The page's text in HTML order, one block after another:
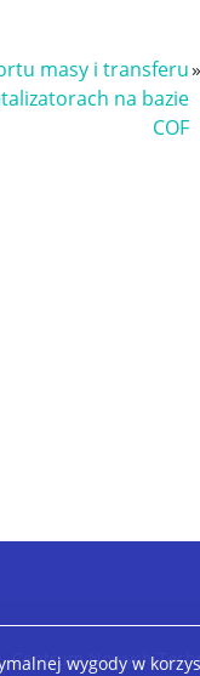
wygody w
masy i transferu
na bazie
COF
»
Centrum Nowych